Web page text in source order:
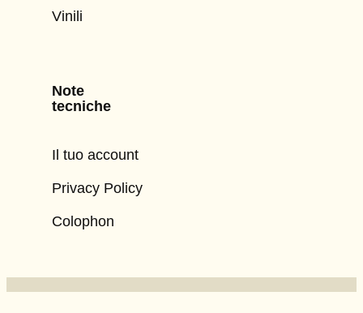
Vinili
Note
tecniche
Il tuo account
Privacy Policy
Colophon